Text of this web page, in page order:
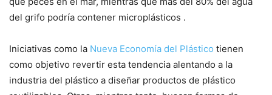
del grifo podría contener microplásticos .
Iniciativas como la Nueva Economía del Plástico tienen
como objetivo revertir esta tendencia alentando a la
industria del plástico a diseñar productos de plástico